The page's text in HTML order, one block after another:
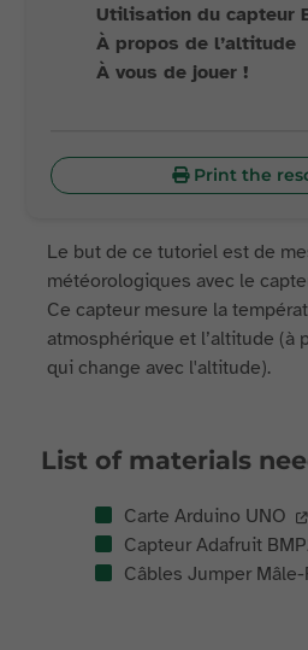
Utilisation du capteur
À propos de l’altitude
À vous de jouer !
Print the
Le but de ce tutoriel est de
météorologiques avec le
Ce capteur mesure la
atmosphérique et l’altitude (à
qui change avec l'altitude).
List of materials
Carte Arduino UNO
Capteur Adafruit
Câbles Jumper